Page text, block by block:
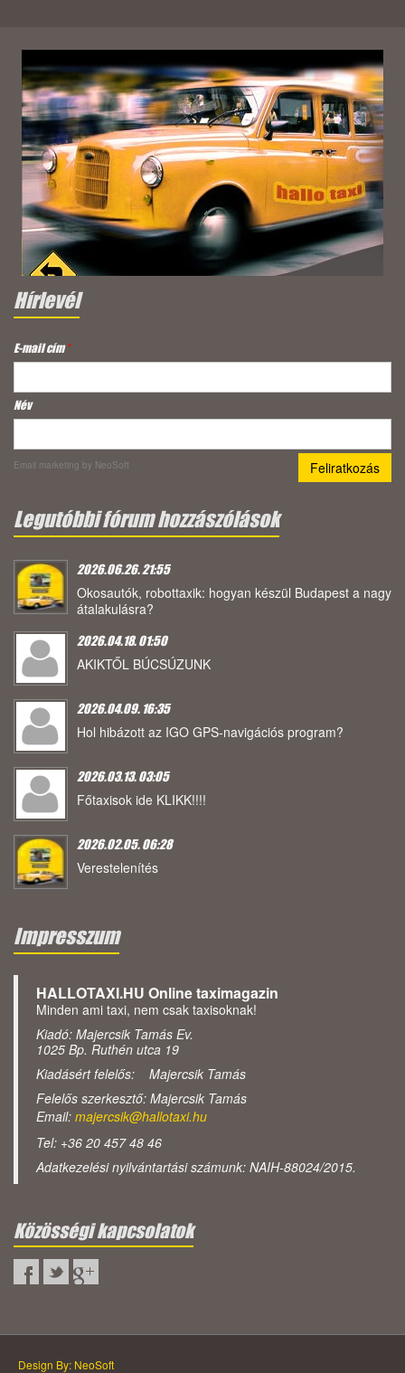
Hírlevél
E-mail cím*
Név
Email marketing by NeoSoft
Legutóbbi fórum hozzászólások
2026.06.26. 21:55
Okosautók, robottaxik: hogyan készül Budapest a nagy
átalakulásra?
2026.04.18. 01:50
AKIKTŐL BÚCSÚZUNK
2026.04.09. 16:35
Hol hibázott az IGO GPS-navigációs program?
2026.03.13. 03:05
Főtaxisok ide KLIKK!!!!
2026.02.05. 06:28
Verestelenítés
Impresszum
HALLOTAXI.HU Online taximagazin
Minden ami taxi, nem csak taxisoknak!
Kiadó: Majercsik Tamás Ev.
1025 Bp. Ruthén utca 19
Kiadásért felelős: Majercsik Tamás
Felelős szerkesztő: Majercsik Tamás
Email: majercsik@hallotaxi.hu
Tel: +36 20 457 48 46
Adatkezelési nyilvántartási számunk: NAIH-88024/2015.
Közösségi kapcsolatok
Design By: NeoSoft